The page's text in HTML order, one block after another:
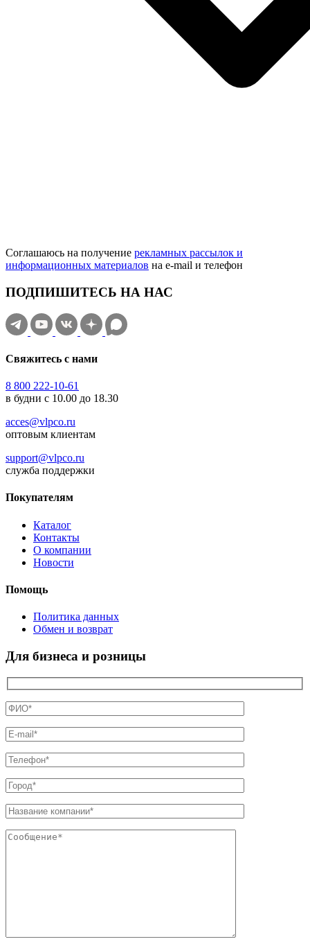
Соглашаюсь на получение рекламных рассылок и
информационных материалов на e‑mail и телефон
ПОДПИШИТЕСЬ НА НАС
Свяжитесь с нами
8 800 222-10-61
в будни с 10.00 до 18.30
acces@vlpco.ru
оптовым клиентам
support@vlpco.ru
служба поддержки
Покупателям
Каталог
Контакты
О компании
Новости
Помощь
Политика данных
Обмен и возврат
Для бизнеса и розницы